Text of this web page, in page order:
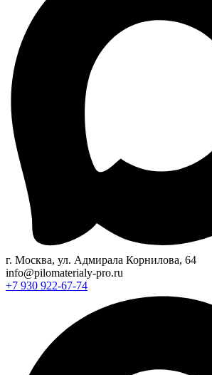
г. Москва, ул. Адмирала Корнилова, 64
info@pilomaterialy-pro.ru
+7 930 922-67-74